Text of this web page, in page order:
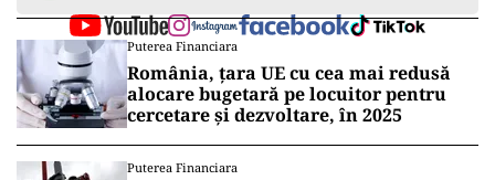
Puterea Financiara
România, țara UE cu cea mai redusă
alocare bugetară pe locuitor pentru
cercetare și dezvoltare, în 2025
Puterea Financiara